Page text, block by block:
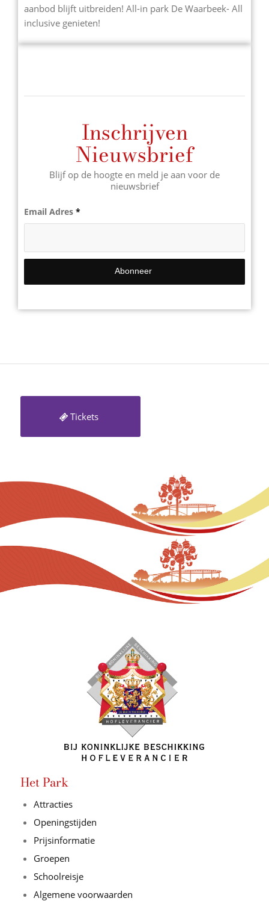
aanbod blijft uitbreiden! All-in park De Waarbeek- All
inclusive genieten!
Inschrijven
Nieuwsbrief
Blijf op de hoogte en meld je aan voor de
nieuwsbrief
Email Adres *
Tickets
Het Park
Attracties
Openingstijden
Prijsinformatie
Groepen
Schoolreisje
Algemene voorwaarden